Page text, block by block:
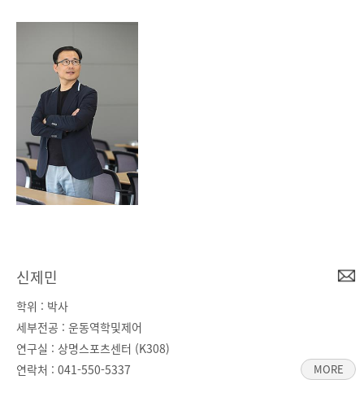
신제민
학위 : 박사
세부전공 : 운동역학및제어
연구실 : 상명스포츠센터 (K308)
연락처 : 041-550-5337 MORE